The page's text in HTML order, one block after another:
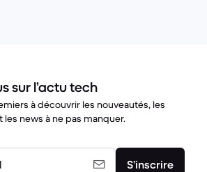
sur l’actu tech
à découvrir les nouveautés, les
news à ne pas manquer.
S’inscrire